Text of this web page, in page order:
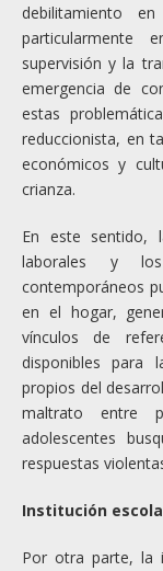
debilitamiento
particularmente
supervisión y la
emergencia de
estas
reduccionista, en
económicos y
crianza.
En este sentido,
laborales y
contemporáneos
en el hogar,
vínculos de
disponibles para
propios del
maltrato entre
adolescentes
respuestas
Institución
Por otra parte, la